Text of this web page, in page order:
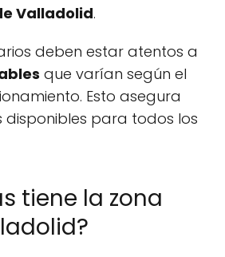
Valladolid.
deben estar atentos a
que varían según el
Esto asegura
para todos los
tiene la zona